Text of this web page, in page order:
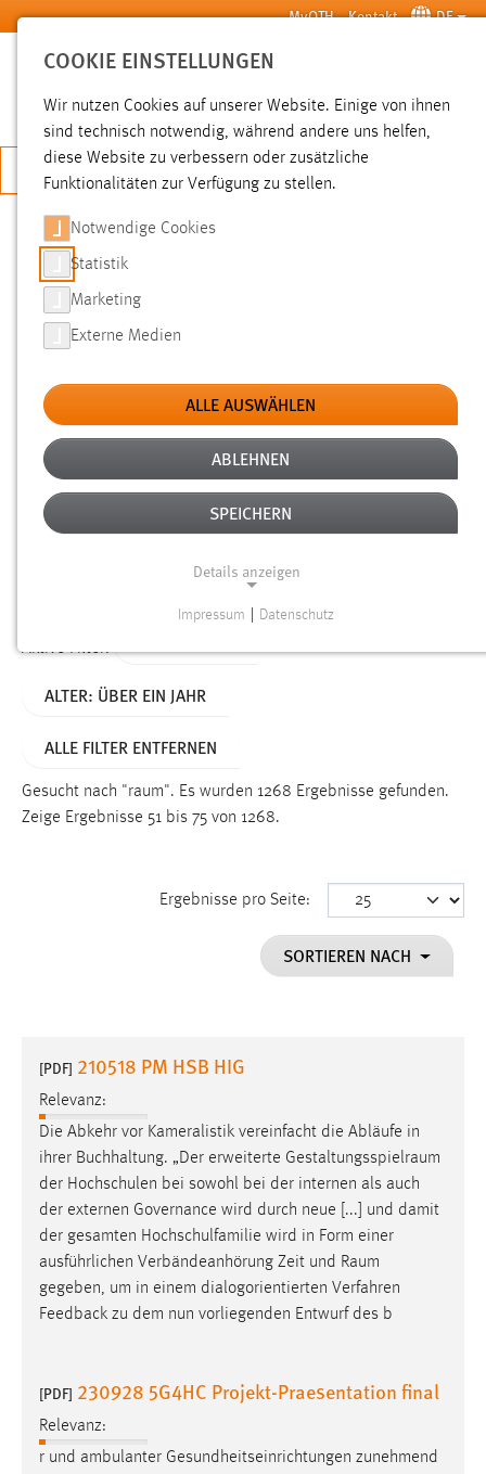
Zum Hauptinhalt springen MyOTH Kontakt DE
SUCHE
JETZT BEWERBEN
SUCHE
FILTER
Typ
Erstellungsdatum
Alter
Aktive Filter:
ALTER: ÜBER EIN JAHR
ALLE FILTER ENTFERNEN
Gesucht nach "raum". Es wurden 1268 Ergebnisse gefunden.
Zeige Ergebnisse 51 bis 75 von 1268.
Ergebnisse pro Seite:
SORTIEREN NACH
[PDF] 210518 PM HSB HIG
Relevanz:
Die Abkehr vor Kameralistik vereinfacht die Abläufe in
ihrer Buchhaltung. „Der erweiterte Gestaltungsspielraum
der Hochschulen bei sowohl bei der internen als auch
der externen Governance wird durch neue [...] und damit
der gesamten Hochschulfamilie wird in Form einer
ausführlichen Verbändeanhörung Zeit und Raum
gegeben, um in einem dialogorientierten Verfahren
Feedback zu dem nun vorliegenden Entwurf des b
[PDF] 230928 5G4HC Projekt-Praesentation final
Relevanz:
r und ambulanter Gesundheitseinrichtungen zunehmend
COOKIE EINSTELLUNGEN
Wir nutzen Cookies auf unserer Website. Einige von ihnen
sind technisch notwendig, während andere uns helfen,
diese Website zu verbessern oder zusätzliche
Funktionalitäten zur Verfügung zu stellen.
Notwendige Cookies
Statistik
Marketing
Externe Medien
ALLE AUSWÄHLEN
ABLEHNEN
SPEICHERN
Details anzeigen
Funktionen und sind für die einwandfreie Funktion der
Name:
Dieser Cookie speichert die ausgewählten Einverständnis-
Performance
Name:
staticfilecache
Zweck:
Für performante Seitenauslieferung wird in diesem Cookie
gespeichert, ob man eingeloggt ist.
Sprachpräferenz
Name:
Das Cookie speichert die gewählte Sprache der Website.
Cookie Laufzeit:
30 Tage
Impressum Datenschutz